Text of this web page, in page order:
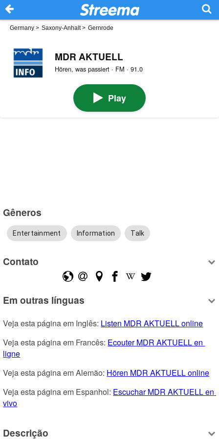
Germany > Saxony-Anhalt> Gernrode
MDR AKTUELL
Hören, was passiert · FM · 91.0
Play
Gêneros
Entertainment Information Talk
Contato
Em outras línguas
Veja esta página em Inglês: Listen MDR AKTUELL online
Veja esta página em Francês: Ecouter MDR AKTUELL en
ligne
Veja esta página em Alemão: Hören MDR AKTUELL online
Veja esta página em Espanhol: Escuchar MDR AKTUELL en
vivo
Descrição